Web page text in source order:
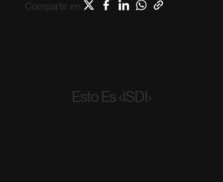
Compartir en:
Esto Es ‹ISDI›